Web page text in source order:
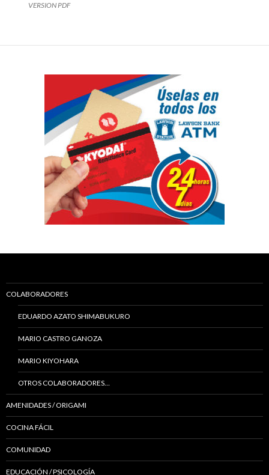
VERSION PDF
COLABORADORES
EDUARDO AZATO SHIMABUKURO
MARIO CASTRO GANOZA
MARIO KIYOHARA
OTROS COLABORADORES…
AMENIDADES / ORIGAMI
COCINA FÁCIL
COMUNIDAD
EDUCACIÓN / PSICOLOGÍA